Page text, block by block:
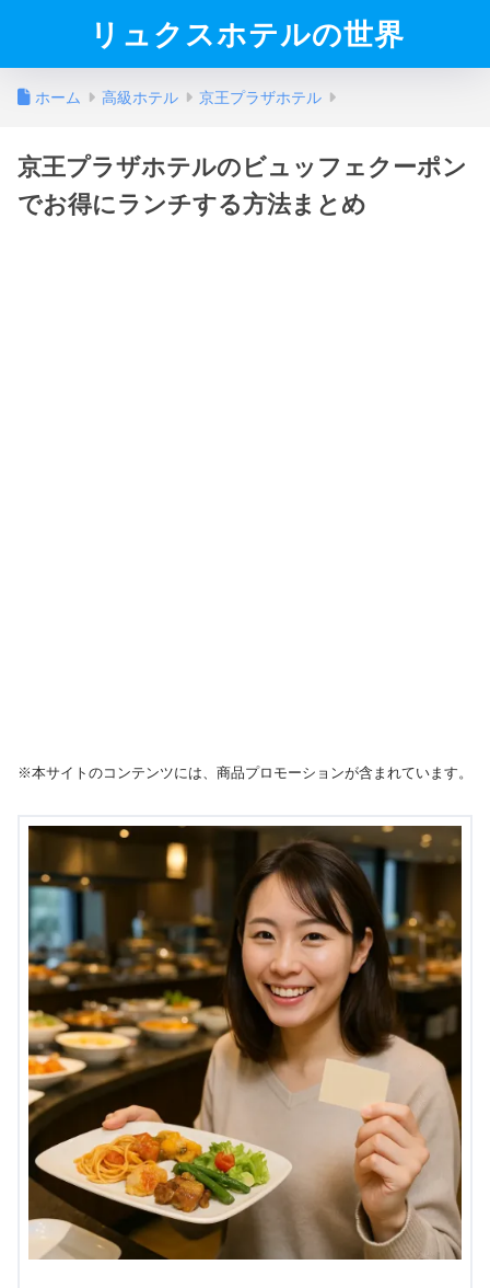
リュクスホテルの世界
ホーム 高級ホテル 京王プラザホテル
京王プラザホテルのビュッフェクーポン
でお得にランチする方法まとめ
※本サイトのコンテンツには、商品プロモーションが含まれています。